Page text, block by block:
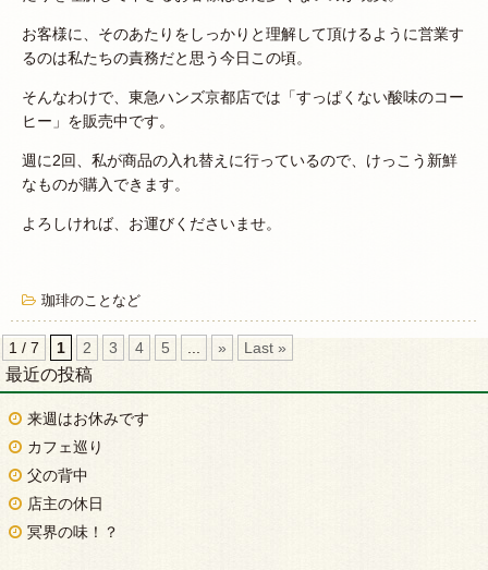
お客様に、そのあたりをしっかりと理解して頂けるように営業す
るのは私たちの責務だと思う今日この頃。
そんなわけで、東急ハンズ京都店では「すっぱくない酸味のコー
ヒー」を販売中です。
週に2回、私が商品の入れ替えに行っているので、けっこう新鮮
なものが購入できます。
よろしければ、お運びくださいませ。
珈琲のことなど
1 / 7 1 2 3 4 5 » Last »
最近の投稿
来週はお休みです
カフェ巡り
父の背中
店主の休日
冥界の味！？